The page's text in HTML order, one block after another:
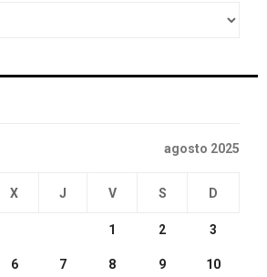
agosto 2025
X J V S D
1 2 3
6 7 8 9 10